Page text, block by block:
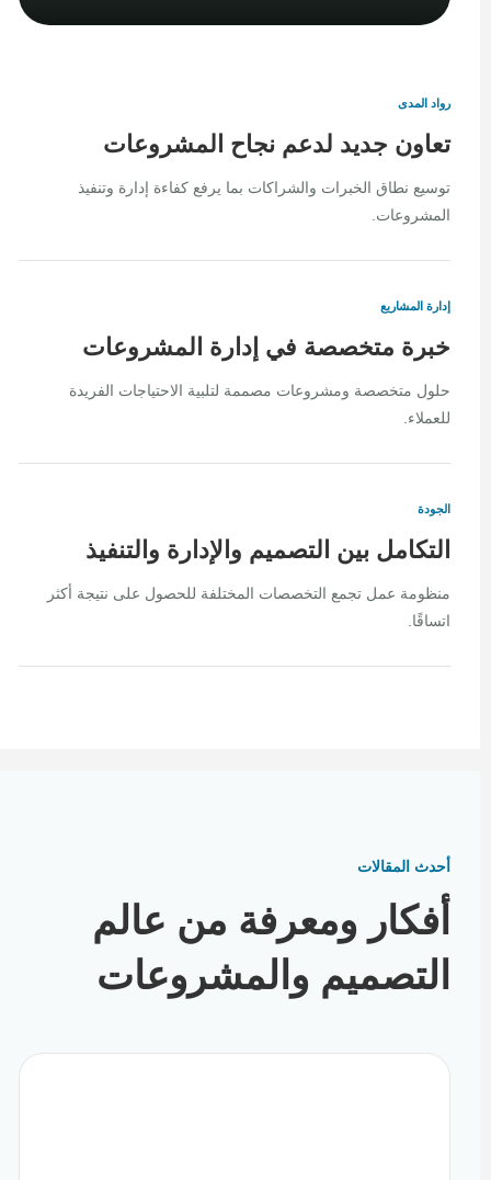
رواد المدى
تعاون جديد لدعم نجاح المشروعات
توسيع نطاق الخبرات والشراكات بما يرفع كفاءة إدارة وتنفيذ
المشروعات.
إدارة المشاريع
خبرة متخصصة في إدارة المشروعات
حلول متخصصة ومشروعات مصممة لتلبية الاحتياجات الفريدة
للعملاء.
الجودة
التكامل بين التصميم والإدارة والتنفيذ
منظومة عمل تجمع التخصصات المختلفة للحصول على نتيجة أكثر
اتساقًا.
أحدث المقالات
أفكار ومعرفة من عالم
التصميم والمشروعات